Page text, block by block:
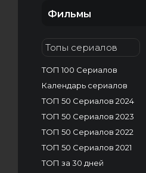
Фильмы
Топы сериалов
ТОП 100 Сериалов
Календарь сериалов
ТОП 50 Сериалов 2024
ТОП 50 Сериалов 2023
ТОП 50 Сериалов 2022
ТОП 50 Сериалов 2021
ТОП за 30 дней